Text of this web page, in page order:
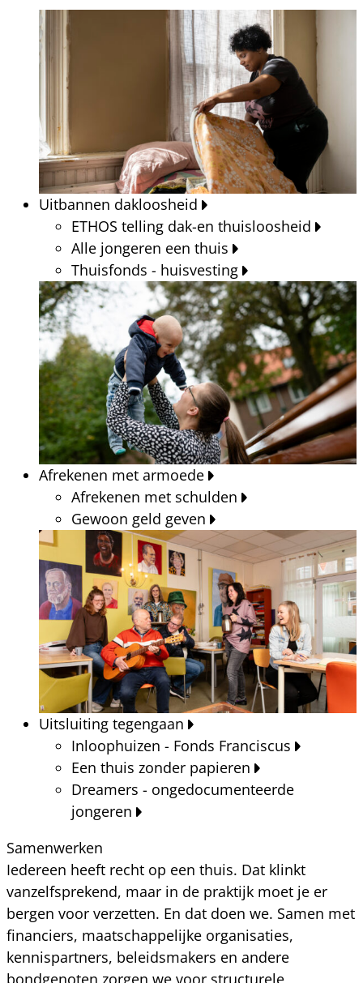
Uitbannen dakloosheid
ETHOS telling dak-en thuisloosheid
Alle jongeren een thuis
Thuisfonds - huisvesting
Afrekenen met armoede
Afrekenen met schulden
Gewoon geld geven
Uitsluiting tegengaan
Inloophuizen - Fonds Franciscus
Een thuis zonder papieren
Dreamers - ongedocumenteerde
jongeren
Samenwerken
Iedereen heeft recht op een thuis. Dat klinkt
vanzelfsprekend, maar in de praktijk moet je er
bergen voor verzetten. En dat doen we. Samen met
financiers, maatschappelijke organisaties,
kennispartners, beleidsmakers en andere
bondgenoten zorgen we voor structurele